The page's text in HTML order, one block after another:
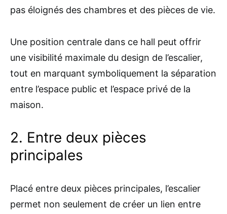
pas éloignés des chambres et des pièces de vie.
Une position centrale dans ce hall peut offrir
une visibilité maximale du design de l’escalier,
tout en marquant symboliquement la séparation
entre l’espace public et l’espace privé de la
maison.
2. Entre deux pièces
principales
Placé entre deux pièces principales, l’escalier
permet non seulement de créer un lien entre